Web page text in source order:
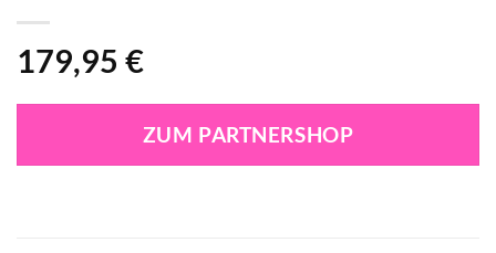
179,95 €
ZUM PARTNERSHOP